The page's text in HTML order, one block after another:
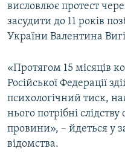
КТАТ
ДОЛУЧАЙСЯ!
Усі сайти RFE/RL
висловлює протест
засудити до 11 років
України Валентина
«Протягом 15 місяців
Російської Федерації
психологічний тиск,
нього потрібні
провини», – йдеться у
відомства.